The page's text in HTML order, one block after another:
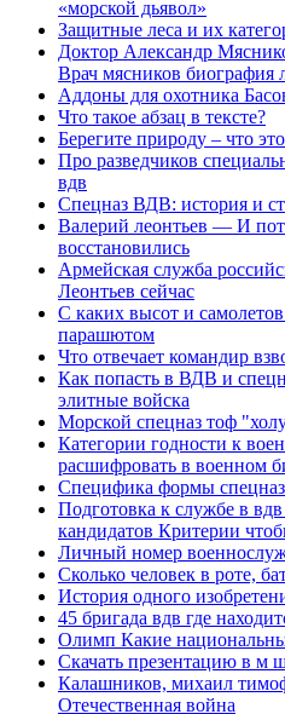
«морской дьявол»
Защитные леса и их
Доктор Александр
Врач мясников биография
Аддоны для охотника
Что такое абзац в тексте?
Берегите природу – что
Про разведчиков
вдв
Спецназ ВДВ: история и
Валерий леонтьев — И
восстановились
Армейская служба
Леонтьев сейчас
С каких высот и
парашютом
Что отвечает командир
Как попасть в ВДВ и
элитные войска
Морской спецназ тоф
Категории годности к
расшифровать в военном
Специфика формы
Подготовка к службе в
кандидатов Критерии
Личный номер
Сколько человек в роте,
История одного
45 бригада вдв где
Олимп Какие
Скачать презентацию в м
Калашников, михаил
Отечественная война